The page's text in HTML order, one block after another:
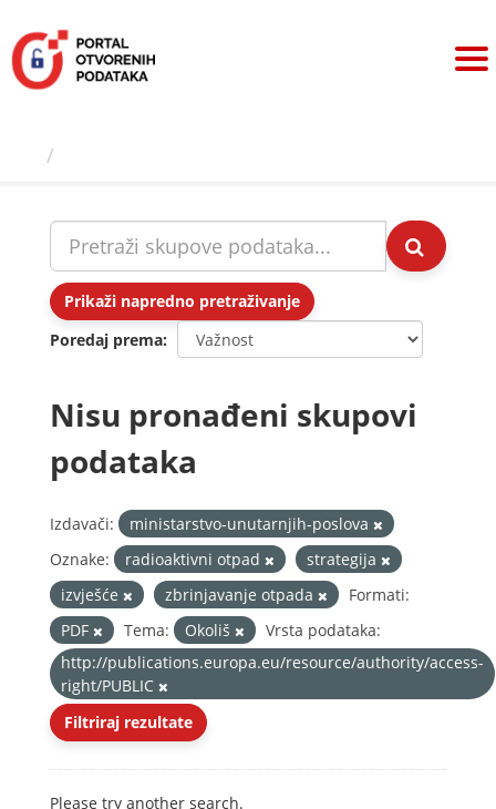
sadržaj
Prikaži napredno pretraživanje
Poredaj prema
Nisu pronađeni skupovi
podataka
Izdavači:
ministarstvo-unutarnjih-poslova
Oznake:
radioaktivni otpad
strategija
izvješće
zbrinjavanje otpada
Formati:
PDF
Tema: Okoliš
Vrsta podataka:
http://publications.europa.eu/resource/authority/access-
right/PUBLIC
Filtriraj rezultate
Please try another search.